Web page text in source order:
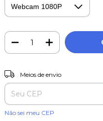
Entregas para o CEP:
Meios de envio
Não sei meu CEP